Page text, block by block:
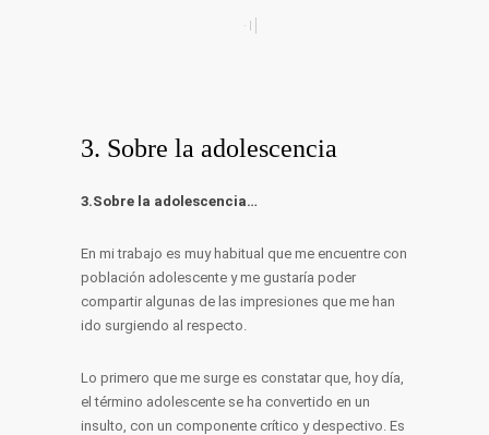
3. Sobre la adolescencia
3.Sobre la adolescencia…
En mi trabajo es muy habitual que me encuentre con
población adolescente y me gustaría poder
compartir algunas de las impresiones que me han
ido surgiendo al respecto.
Lo primero que me surge es constatar que, hoy día,
el término adolescente se ha convertido en un
insulto, con un componente crítico y despectivo. Es